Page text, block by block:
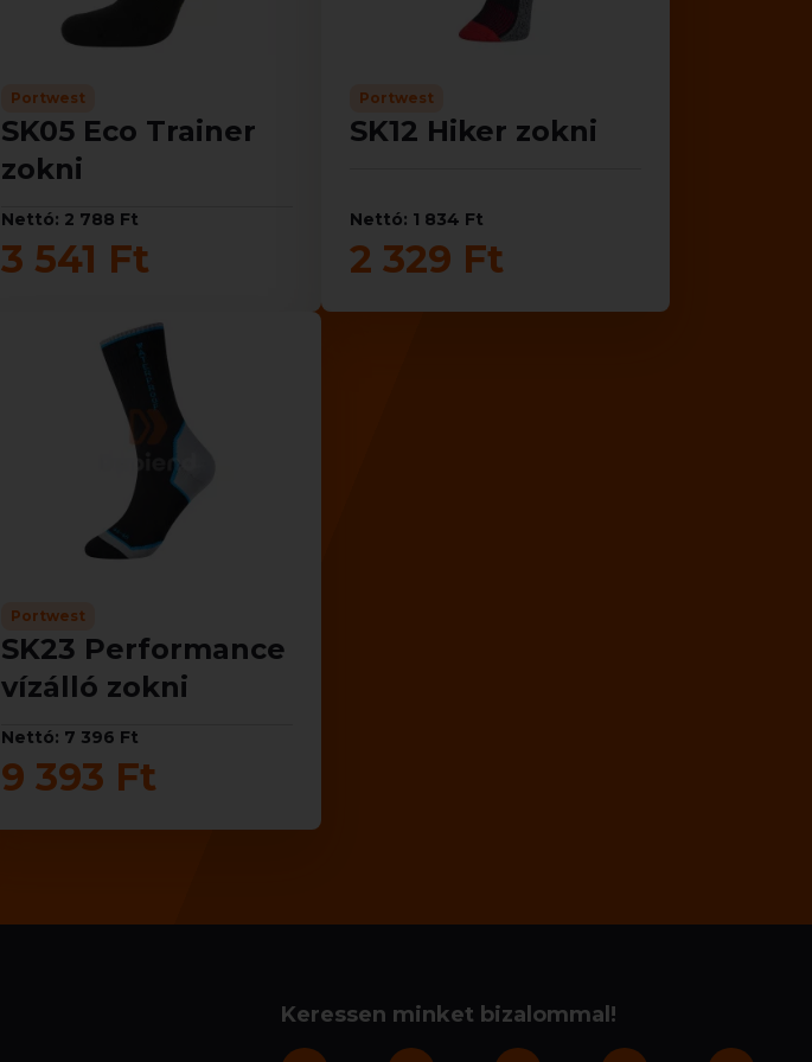
Portwest
SK05 Eco Trainer
zokni
Nettó: 2 788 Ft
3 541 Ft
Portwest
SK12 Hiker zokni
Nettó: 1 834 Ft
2 329 Ft
Portwest
SK23 Performance
vízálló zokni
Nettó: 7 396 Ft
9 393 Ft
Keressen minket bizalommal!